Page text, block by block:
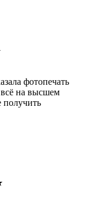
фотопечать
на высшем
получить